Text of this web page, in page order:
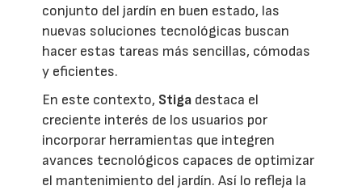
conjunto del jardín en buen estado, las
nuevas soluciones tecnológicas buscan
hacer estas tareas más sencillas, cómodas
y eficientes.
En este contexto, Stiga destaca el
creciente interés de los usuarios por
incorporar herramientas que integren
avances tecnológicos capaces de optimizar
el mantenimiento del jardín. Así lo refleja la